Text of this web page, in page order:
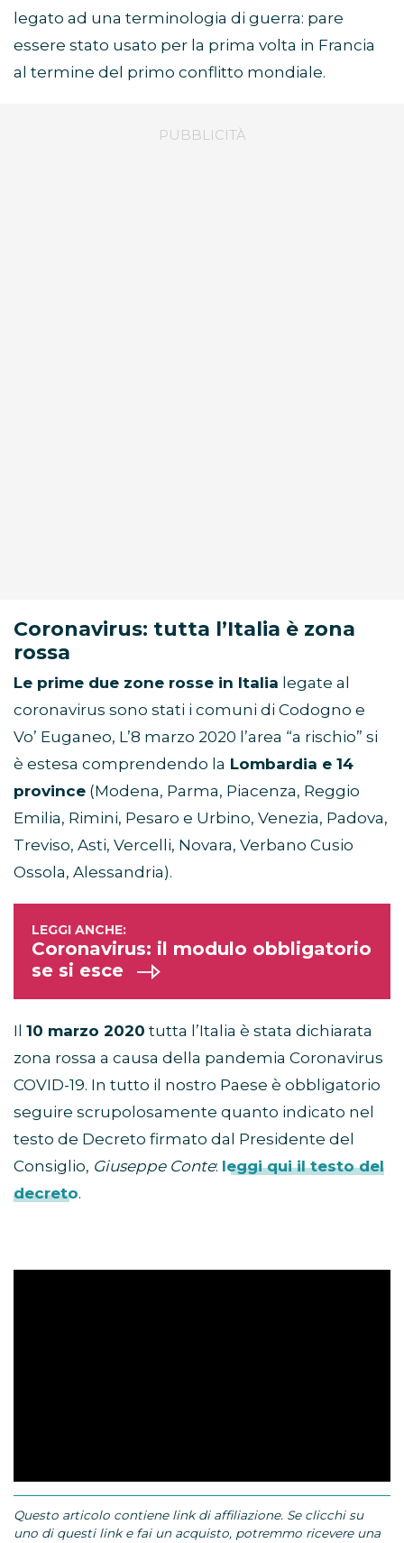
legato ad una terminologia di guerra: pare
essere stato usato per la prima volta in Francia
al termine del primo conflitto mondiale.
Coronavirus: tutta l’Italia è zona
rossa
Le prime due zone rosse in Italia legate al
coronavirus sono stati i comuni di Codogno e
Vo’ Euganeo, L’8 marzo 2020 l’area “a rischio” si
è estesa comprendendo la Lombardia e 14
province (Modena, Parma, Piacenza, Reggio
Emilia, Rimini, Pesaro e Urbino, Venezia, Padova,
Treviso, Asti, Vercelli, Novara, Verbano Cusio
Ossola, Alessandria).
Coronavirus: il modulo obbligatorio
se si esce
Il 10 marzo 2020 tutta l’Italia è stata dichiarata
zona rossa a causa della pandemia Coronavirus
COVID-19. In tutto il nostro Paese è obbligatorio
seguire scrupolosamente quanto indicato nel
testo de Decreto firmato dal Presidente del
Consiglio, Giuseppe Conte: leggi qui il testo del
decreto.
Questo articolo contiene link di affiliazione. Se clicchi su
uno di questi link e fai un acquisto, potremmo ricevere una